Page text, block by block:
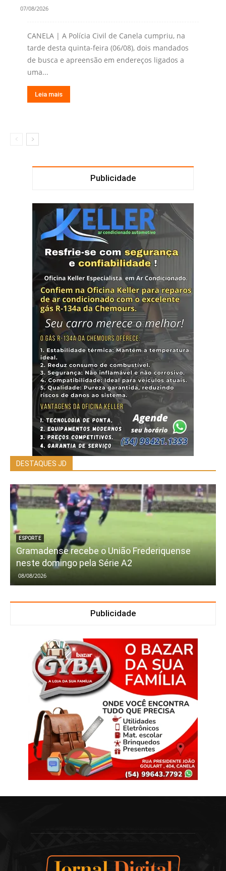
07/08/2026
CANELA | A Polícia Civil de Canela cumpriu, na
tarde desta quinta-feira (06/08), dois mandados
de busca e apreensão em endereços ligados a
uma...
Leia mais
Publicidade
DESTAQUES JD
ESPORTE
Gramadense recebe o União Frederiquense
neste domingo pela Série A2
08/08/2026
Publicidade